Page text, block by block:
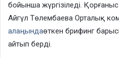
бойынша жүргізіледі. Қорғаныс
Айгүл Төлембаева Орталық
алаңындаөткен брифинг
айтып берді.